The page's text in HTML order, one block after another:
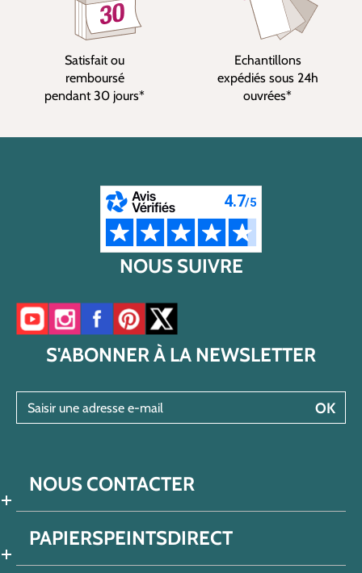
Satisfait ou
remboursé
pendant 30 jours*
Echantillons
expédiés sous 24h
ouvrées*
NOUS SUIVRE
Accéder à notre chaîne YouTube
Accéder à notre compte Instagram
Accéder à notre page Facebook
Accéder à notre compte Pinterest
Accéder à notre compte Twitter/X
S'ABONNER À LA NEWSLETTER
OK
NOUS CONTACTER
PAPIERSPEINTSDIRECT